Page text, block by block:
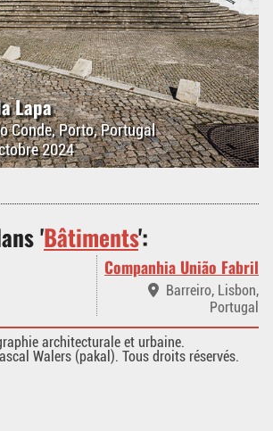
Lapa
Conde, Porto, Portugal
2024
'Bâtiments':
Companhia União Fabril
Barreiro, Lisbon,
Portugal
architecturale et urbaine.
Walers (pakal). Tous droits réservés.